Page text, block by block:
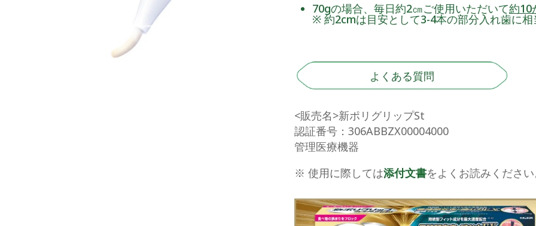
70gの場合、毎日約2㎝ご使用いただいて約10
※ 約2cmは目安として3-4本の部分入れ歯に相
よくある質問
<販売名>新ポリグリップSt
認証番号：306ABBZX00004000
管理医療機器
※ 使用に際しては添付文書をよくお読みくださ